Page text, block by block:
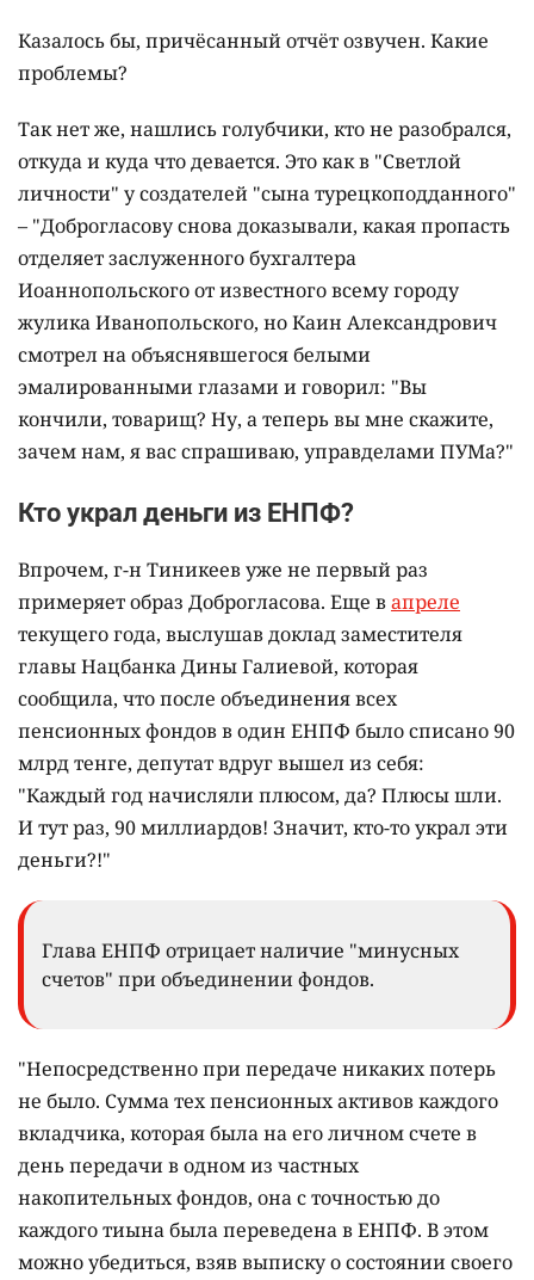
Казалось бы, причёсанный отчёт озвучен. Какие
проблемы?
Так нет же, нашлись голубчики, кто не разобрался,
откуда и куда что девается. Это как в "Светлой
личности" у создателей "сына турецкоподданного"
– "Доброгласову снова доказывали, какая пропасть
отделяет заслуженного бухгалтера
Иоаннопольского от известного всему городу
жулика Иванопольского, но Каин Александрович
смотрел на объяснявшегося белыми
эмалированными глазами и говорил: "Вы
кончили, товарищ? Ну, а теперь вы мне скажите,
зачем нам, я вас спрашиваю, управделами ПУМа?"
Кто украл деньги из ЕНПФ?
Впрочем, г-н Тиникеев уже не первый раз
примеряет образ Доброгласова. Еще вапреле
текущего года, выслушав доклад заместителя
главы Нацбанка Дины Галиевой, которая
сообщила, что после объединения всех
пенсионных фондов в один ЕНПФ было списано 90
млрд тенге, депутат вдруг вышел из себя:
"Каждый год начисляли плюсом, да? Плюсы шли.
И тут раз, 90 миллиардов! Значит, кто-то украл эти
деньги?!"
Глава ЕНПФ отрицает наличие "минусных
счетов" при объединении фондов.
"Непосредственно при передаче никаких потерь
не было. Сумма тех пенсионных активов каждого
вкладчика, которая была на его личном счете в
день передачи в одном из частных
накопительных фондов, она с точностью до
каждого тиына была переведена в ЕНПФ. В этом
можно убедиться, взяв выписку о состоянии своего